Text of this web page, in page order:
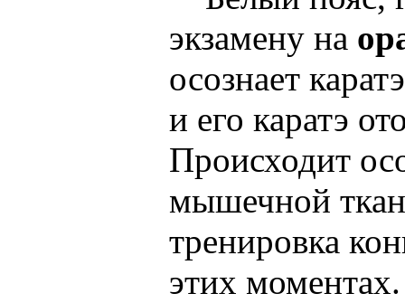
экзамену на
осознает
и его каратэ
Происходит
мышечной
тренировка
этих моментах.